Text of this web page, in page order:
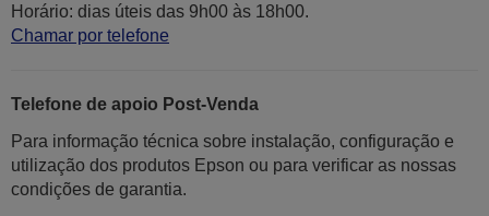
Horário: dias úteis das 9h00 às 18h00.
Chamar por telefone
Telefone de apoio Post-Venda
Para informação técnica sobre instalação, configuração e
utilização dos produtos Epson ou para verificar as nossas
condições de garantia.